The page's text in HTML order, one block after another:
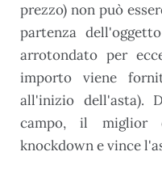
prezzo) non può
partenza
arrotondato per
importo viene
all'inizio dell'asta).
campo, il miglior
knockdown e vince